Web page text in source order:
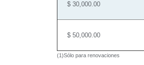
$ 30,000.00
$ 50,000.00
(1)Sólo para renovaciones